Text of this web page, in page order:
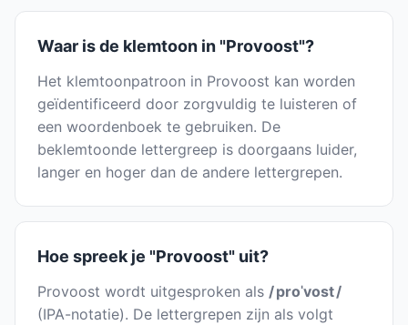
Waar is de klemtoon in "Provoost"?
Het klemtoonpatroon in Provoost kan worden
geïdentificeerd door zorgvuldig te luisteren of
een woordenboek te gebruiken. De
beklemtoonde lettergreep is doorgaans luider,
langer en hoger dan de andere lettergrepen.
Hoe spreek je "Provoost" uit?
Provoost wordt uitgesproken als / proˈvost /
(IPA-notatie). De lettergrepen zijn als volgt